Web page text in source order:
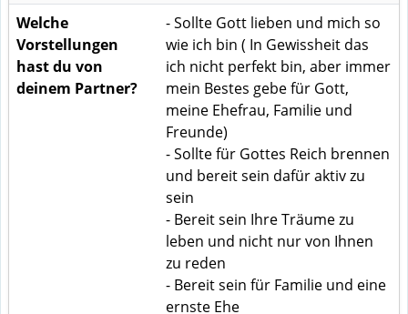
Welche
Vorstellungen
hast du von
deinem Partner?
- Sollte Gott lieben und mich so
wie ich bin ( In Gewissheit das
ich nicht perfekt bin, aber immer
mein Bestes gebe für Gott,
meine Ehefrau, Familie und
Freunde)
- Sollte für Gottes Reich brennen
und bereit sein dafür aktiv zu
sein
- Bereit sein Ihre Träume zu
leben und nicht nur von Ihnen
zu reden
- Bereit sein für Familie und eine
ernste Ehe